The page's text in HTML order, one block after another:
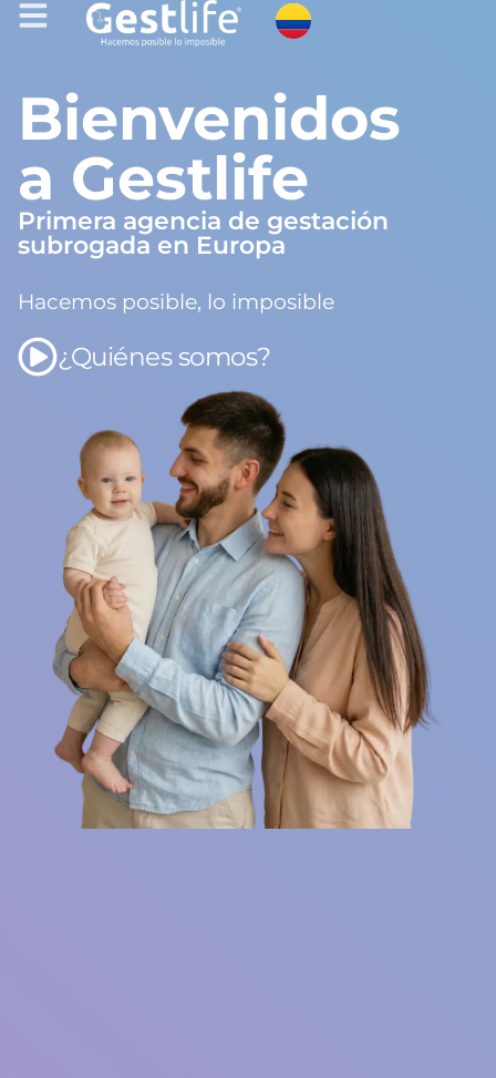
Bienvenidos
a Gestlife
Primera agencia de gestación
subrogada en Europa
Hacemos posible, lo imposible
¿Quiénes somos?